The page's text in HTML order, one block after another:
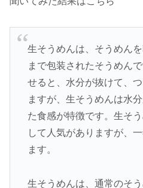
生そうめんは、そうめん
まで包装されたそうめん
せると、水分が抜けて、
ますが、生そうめんは水
た食感が特徴です。生そ
して人気がありますが、
ます。
生そうめんは、通常のそ